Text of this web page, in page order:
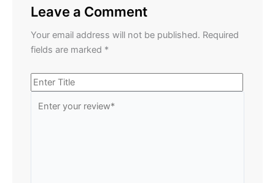
Leave a Comment
Your email address will not be published. Required
fields are marked *